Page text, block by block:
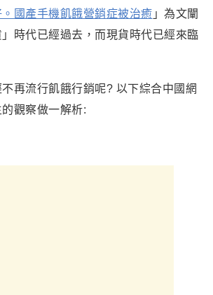
國產手機飢餓營銷症被治癒 」為文闡
時代已經過去，而現貨時代已經來臨
再流行飢餓行銷呢? 以下綜合中國網
觀察做一解析: